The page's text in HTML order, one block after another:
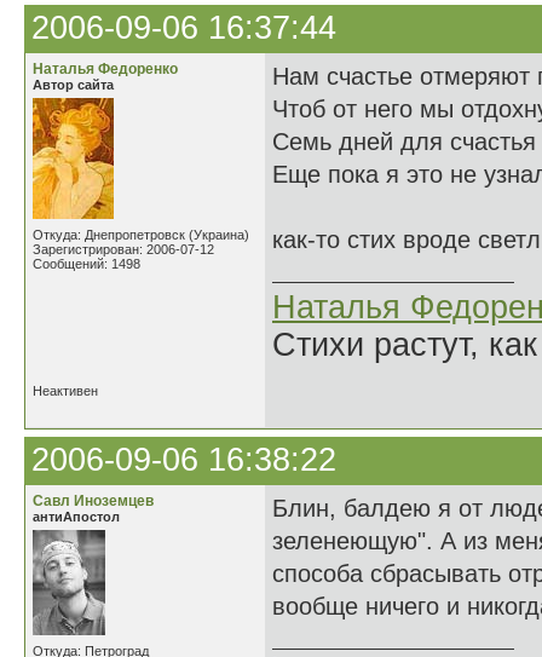
2006-09-06 16:37:44
Наталья Федоренко
Автор сайта
Откуда: Днепропетровск (Украина)
Зарегистрирован: 2006-07-12
Сообщений: 1498
Нам счастье отмеряют
Чтоб от него мы
Семь дней для
Еще пока я это не
как-то стих вроде
Наталья
Стихи растут,
Неактивен
2006-09-06 16:38:22
Савл Иноземцев
антиАпостол
Откуда: Петроград
Блин, балдею я от
зеленеющую". А из
способа сбрасывать
вообще ничего и